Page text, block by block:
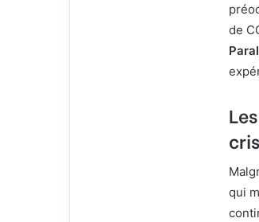
de
qui